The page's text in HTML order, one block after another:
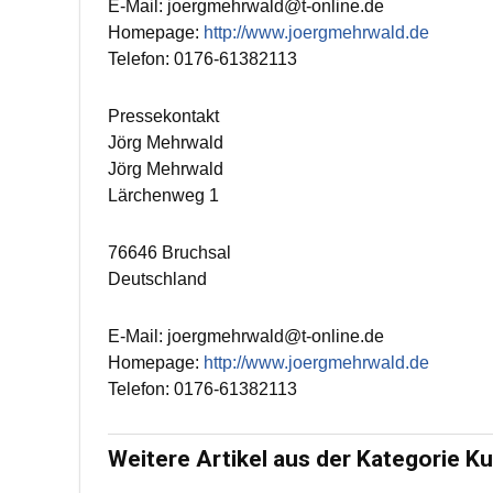
E-Mail: joergmehrwald@t-online.de
Homepage: http://www.joergmehrwald.de
Telefon: 0176-61382113
Pressekontakt
Jörg Mehrwald
Jörg Mehrwald
Lärchenweg 1
76646 Bruchsal
Deutschland
E-Mail: joergmehrwald@t-online.de
Homepage: http://www.joergmehrwald.de
Telefon: 0176-61382113
Weitere Artikel aus der Kategorie